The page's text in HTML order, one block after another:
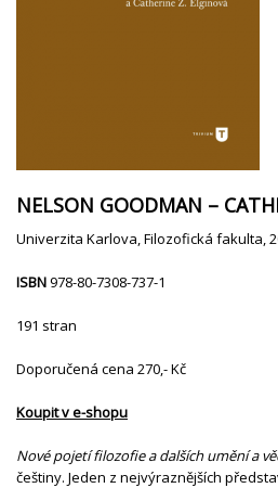
NELSON GOODMAN –
Univerzita Karlova, Filozofická fakulta,
ISBN978-80-7308-737-1
191 stran
Doporučená cena 270,- Kč
Koupit v e-shopu
Nové pojetí filozofie a dalších umění a
češtiny. Jeden z nejvýraznějších